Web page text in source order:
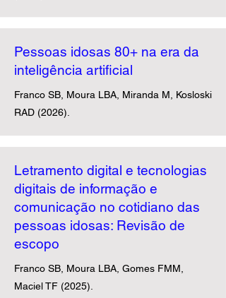
Pessoas idosas 80+ na era da
inteligência artificial
Franco SB, Moura LBA, Miranda M, Kosloski
RAD (2026).
Letramento digital e tecnologias
digitais de informação e
comunicação no cotidiano das
pessoas idosas: Revisão de
escopo
Franco SB, Moura LBA, Gomes FMM,
Maciel TF (2025).